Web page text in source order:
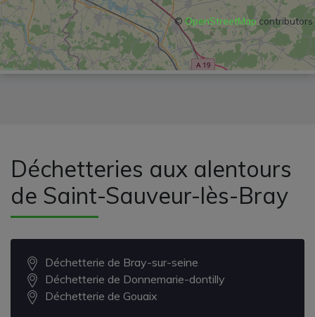
© OpenStreetMap contributors
Déchetteries aux alentours
de Saint-Sauveur-lès-Bray
Déchetterie de Bray-sur-seine
Déchetterie de Donnemarie-dontilly
Déchetterie de Gouaix